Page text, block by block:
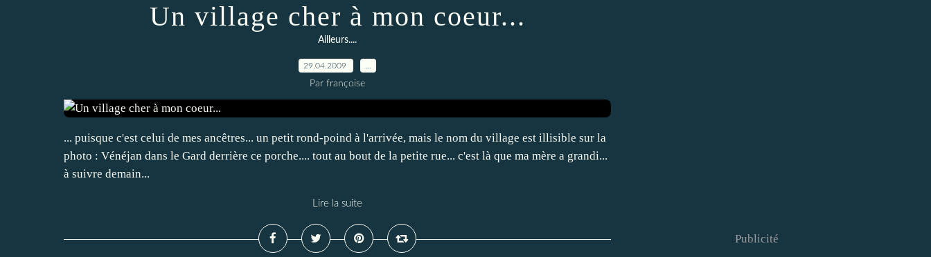
Un village cher à mon coeur...
Ailleurs....
29.04.2009
Par françoise
... puisque c'est celui de mes ancêtres... un petit rond-poind à l'arrivée, mais le nom du village est illisible sur la
photo : Vénéjan dans le Gard derrière ce porche.... tout au bout de la petite rue... c'est là que ma mère a grandi...
à suivre demain...
Lire la suite
Publicité